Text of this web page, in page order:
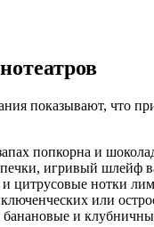
показывают, что
попкорна и
игривый шлейф
цитрусовые нотки
или
и